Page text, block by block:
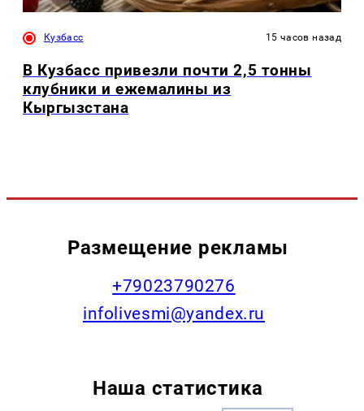
Кузбасс 15 часов назад
В Кузбасс привезли почти 2,5 тонны
клубники и ежемалины из
Кыргызстана
Размещение рекламы
+79023790276
infolivesmi@yandex.ru
Наша статистика